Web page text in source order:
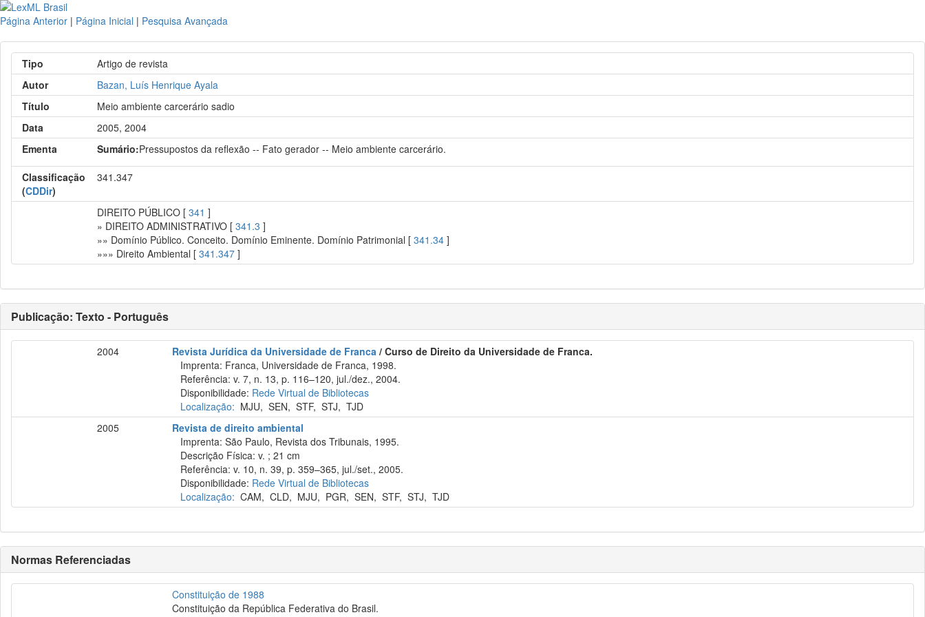
Página Anterior | Página Inicial | Pesquisa Avançada
Tipo
Artigo de revista
Autor
Bazan, Luís Henrique Ayala
Título
Meio ambiente carcerário sadio
Data
2005, 2004
Ementa
Sumário:Pressupostos da reflexão -- Fato gerador -- Meio ambiente carcerário.
Classificação
(CDDir)
341.347
DIREITO PÚBLICO [341 ]
» DIREITO ADMINISTRATIVO [341.3 ]
»» Domínio Público. Conceito. Domínio Eminente. Domínio Patrimonial [341.34 ]
»»» Direito Ambiental [341.347 ]
Publicação: Texto - Português
2004 Revista Jurídica da Universidade de Franca / Curso de Direito da Universidade de Franca.
Imprenta: Franca, Universidade de Franca, 1998.
Referência: v. 7, n. 13, p. 116–120, jul./dez., 2004.
Disponibilidade: Rede Virtual de Bibliotecas
Localização: MJU,SEN,STF,STJ,TJD
2005
Revista de direito ambiental
Imprenta: São Paulo, Revista dos Tribunais, 1995.
Descrição Física: v. ; 21 cm
Referência: v. 10, n. 39, p. 359–365, jul./set., 2005.
Disponibilidade: Rede Virtual de Bibliotecas
Localização: CAM,CLD, MJU, PGR,SEN,STF,STJ,TJD
Normas Referenciadas
Constituição de 1988
Constituição da República Federativa do Brasil.